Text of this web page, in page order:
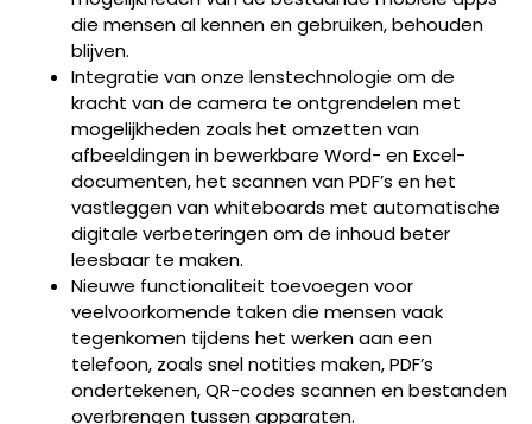
die mensen al kennen en gebruiken, behouden
blijven.
Integratie van onze lenstechnologie om de
kracht van de camera te ontgrendelen met
mogelijkheden zoals het omzetten van
afbeeldingen in bewerkbare Word- en Excel-
documenten, het scannen van PDF’s en het
vastleggen van whiteboards met automatische
digitale verbeteringen om de inhoud beter
leesbaar te maken.
Nieuwe functionaliteit toevoegen voor
veelvoorkomende taken die mensen vaak
tegenkomen tijdens het werken aan een
telefoon, zoals snel notities maken, PDF’s
ondertekenen, QR-codes scannen en bestanden
overbrengen tussen apparaten.